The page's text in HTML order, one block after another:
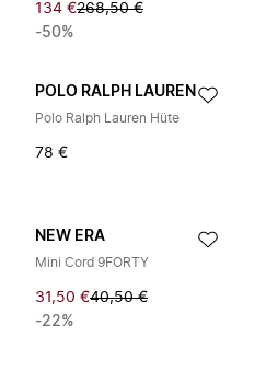
134 €268,50 €
-50%
POLO RALPH LAUREN
Polo Ralph Lauren Hüte
78 €
NEW ERA
Mini Cord 9FORTY
31,50 €40,50 €
-22%